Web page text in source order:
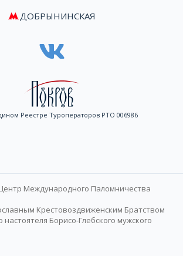
ДОБРЫНИНСКАЯ
Реестре Туроператоров РТО 006986
Международного Паломничества
Крестовоздвиженским Братством
Борисо-Глебского мужского